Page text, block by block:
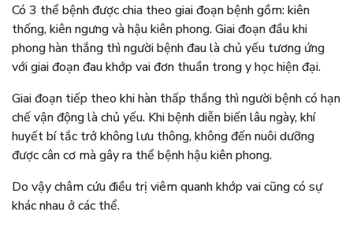
Có 3 thể bệnh được chia theo giai đoạn bệnh gồm: kiên
thống, kiên ngưng và hậu kiên phong. Giai đoạn đầu khi
phong hàn thắng thì người bệnh đau là chủ yếu tương ứng
với giai đoạn đau khớp vai đơn thuần trong y học hiện đại.
Giai đoạn tiếp theo khi hàn thấp thắng thì người bệnh có hạn
chế vận động là chủ yếu. Khi bệnh diễn biến lâu ngày, khí
huyết bí tắc trở không lưu thông, không đến nuôi dưỡng
được cân cơ mà gây ra thể bệnh hậu kiên phong.
Do vậy châm cứu điều trị viêm quanh khớp vai cũng có sự
khác nhau ở các thể.